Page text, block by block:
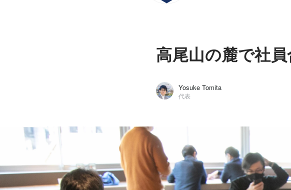
高尾山の麓で社
Yosuke Tomita
代表